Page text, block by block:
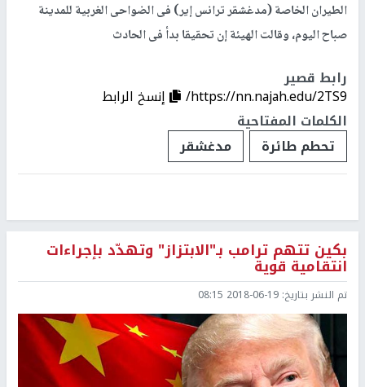
الطيران الخاصة (مدغشقر ترانس إير) فى الضواحى الغربية للمدينة
صباح اليوم، وقالت الهيئة إن تحقيقا بدأ فى الحادث
رابط قصير
https://nn.najah.edu/2TS9/
إنسخ الرابط
الكلمات المفتاحية
تحطم طائرة
مدغشقر
بكين تتهم ترامب بـ"الابتزاز" وتهدّد بإجراءات
انتقامية قوية
تم النشر بتاريخ: 2018-06-19 08:15